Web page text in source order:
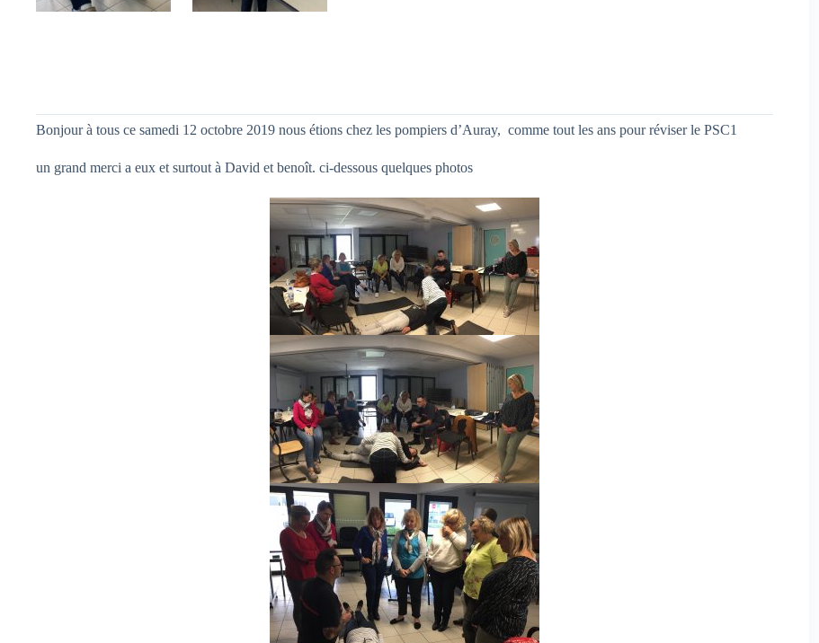
Bonjour à tous ce samedi 12 octobre 2019 nous étions chez les pompiers d’Auray, comme tout les ans pour réviser le PSC1
un grand merci a eux et surtout à David et benoît. ci-dessous quelques photos